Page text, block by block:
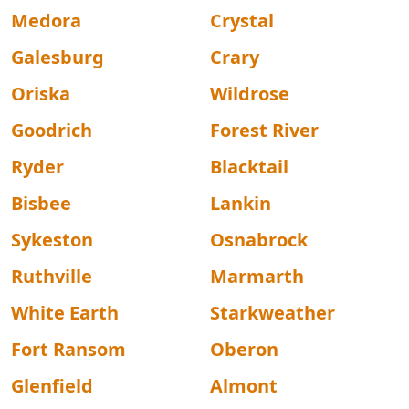
Medora
Crystal
Galesburg
Crary
Oriska
Wildrose
Goodrich
Forest River
Ryder
Blacktail
Bisbee
Lankin
Sykeston
Osnabrock
Ruthville
Marmarth
White Earth
Starkweather
Fort Ransom
Oberon
Glenfield
Almont